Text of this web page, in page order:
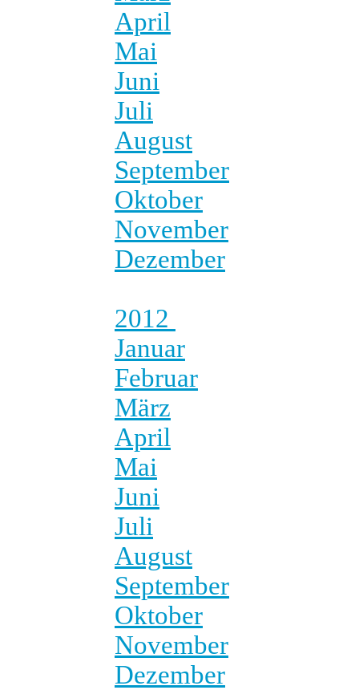
April
Mai
Juni
Juli
August
September
Oktober
November
Dezember
2012
Januar
Februar
März
April
Mai
Juni
Juli
August
September
Oktober
November
Dezember